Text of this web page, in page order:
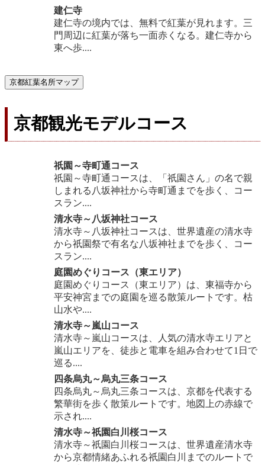
建仁寺
建仁寺の境内では、無料で紅葉が見れます。三
門周辺に紅葉が落ち一面赤くなる。建仁寺から
東へ歩....
京都紅葉名所マップ
京都観光モデルコース
祇園～寺町通コース
祇園～寺町通コースは、「祇園さん」の名で親
しまれる八坂神社から寺町通までを歩く、コー
スラン....
清水寺～八坂神社コース
清水寺～八坂神社コースは、世界遺産の清水寺
から祇園祭で有名な八坂神社までを歩く、コー
スラン....
庭園めぐりコース（東エリア）
庭園めぐりコース（東エリア）は、東福寺から
平安神宮までの庭園を巡る散策ルートです。枯
山水や....
清水寺～嵐山コース
清水寺～嵐山コースは、人気の清水寺エリアと
嵐山エリアを、徒歩と電車を組み合わせて1日で
巡る....
四条烏丸～烏丸三条コース
四条烏丸～烏丸三条コースは、京都を代表する
繁華街を歩く散策ルートです。地図上の赤線で
示され....
清水寺～祇園白川桜コース
清水寺～祇園白川桜コースは、世界遺産清水寺
から京都情緒あふれる祇園白川までのルートで